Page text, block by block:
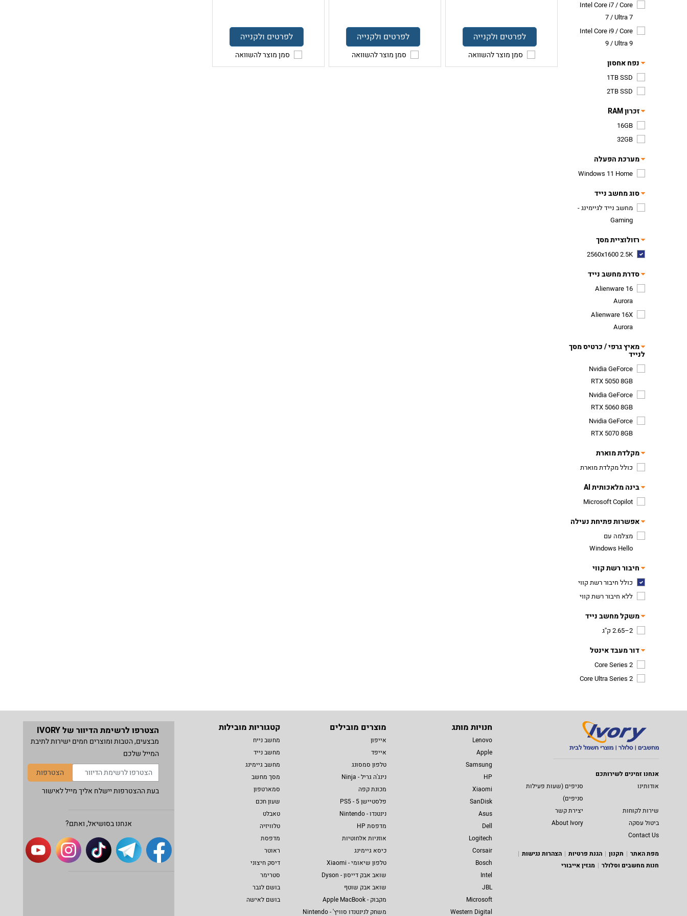
Intel Core i7 / Core
7 / Ultra 7
Intel Core i9 / Core
9 / Ultra 9
נפח אחסון
1TB SSD
2TB SSD
זכרון RAM
16GB
32GB
מערכת הפעלה
Windows 11 Home
סוג מחשב נייד
מחשב נייד לגיימינג -
Gaming
רזולוציית מסך
2560x1600 2.5K
סדרת מחשב נייד
Alienware 16
Aurora
Alienware 16X
Aurora
מאיץ גרפי / כרטיס מסך
לנייד
Nvidia GeForce
RTX 5050 8GB
Nvidia GeForce
RTX 5060 8GB
Nvidia GeForce
RTX 5070 8GB
מקלדת מוארת
כולל מקלדת מוארת
בינה מלאכותית AI
Microsoft Copilot
אפשרות פתיחת נעילה
מצלמה עם
Windows Hello
חיבור רשת קווי
כולל חיבור רשת קווי
ללא חיבור רשת קווי
משקל מחשב נייד
2–2.65 ק''ג
דור מעבד אינטל
Core Series 2
Core Ultra Series 2
לפרטים ולקנייה
סמן מוצר להשוואה
לפרטים ולקנייה
סמן מוצר להשוואה
לפרטים ולקנייה
סמן מוצר להשוואה
אנחנו זמינים לשירותכם
אודותינו
סניפים (שעות פעילות
סניפים)
שירות לקוחות
יצירת קשר
ביטול עסקה
About Ivory
Contact Us
מפת האתר
תקנון הגנת פרטיות
הצהרות נגישות
חנות מחשבים וסלולר
מגזין אייבורי
חנויות מותג
Lenovo
Apple
Samsung
HP
Xiaomi
SanDisk
Asus
Dell
Logitech
Corsair
Bosch
Intel
JBL
Microsoft
Western Digital
מוצרים מובילים
אייפון
אייפד
טלפון סמסונג
נינג'ה גריל - Ninja
מכונת קפה
פלסטיישן 5 - PS5
נינטנדו - Nintendo
מדפסת HP
אוזניות אלחוטיות
כיסא גיימינג
טלפון שיאומי - Xiaomi
שואב אבק דייסון - Dyson
שואב אבק שוטף
מקבוק - Apple MacBook
משחק לנינטנדו סוויץ' - Nintendo
קטגוריות מובילות
מחשב נייח
מחשב נייד
מחשב גיימינג
מסך מחשב
סמארטפון
שעון חכם
טאבלט
טלוויזיה
מדפסת
ראוטר
דיסק חיצוני
סטרימר
בושם לגבר
בושם לאישה
הצטרפו לרשימת הדיוור של IVORY
מבצעים, הטבות ומוצרים חמים ישירות לתיבת
המייל שלכם
הצטרפות
בעת ההצטרפות יישלח אליך מייל לאישור
אנחנו בסושיאל, ואתם?